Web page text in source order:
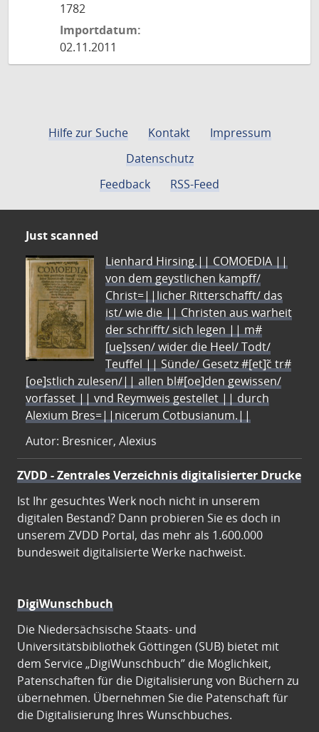
1782
Importdatum:
02.11.2011
Hilfe zur Suche Kontakt
Impressum
Datenschutz
Feedback
RSS-Feed
Just scanned
Lienhard Hirsing.|| COMOEDIA ||
von dem geystlichen kampff/
Christ=||licher Ritterschafft/ das
ist/ wie die || Christen aus warheit
der schrifft/ sich legen || m#
[ue]ssen/ wider die Heel/ Todt/
Teuffel || Sünde/ Gesetz #[et]c̃ tr#
[oe]stlich zulesen/|| allen bl#[oe]den gewissen/
vorfasset || vnd Reymweis gestellet || durch
Alexium Bres=||nicerum Cotbusianum.||
Autor: Bresnicer, Alexius
ZVDD - Zentrales Verzeichnis digitalisierter Drucke
Ist Ihr gesuchtes Werk noch nicht in unserem
digitalen Bestand? Dann probieren Sie es doch in
unserem ZVDD Portal, das mehr als 1.600.000
bundesweit digitalisierte Werke nachweist.
DigiWunschbuch
Die Niedersächsische Staats- und
Universitätsbibliothek Göttingen (SUB) bietet mit
dem Service „DigiWunschbuch” die Möglichkeit,
Patenschaften für die Digitalisierung von Büchern zu
übernehmen. Übernehmen Sie die Patenschaft für
die Digitalisierung Ihres Wunschbuches.